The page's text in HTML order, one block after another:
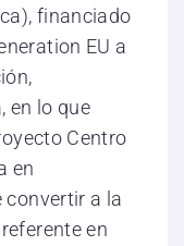
financiado
EU a
en lo que
Centro
en
convertir a la
en